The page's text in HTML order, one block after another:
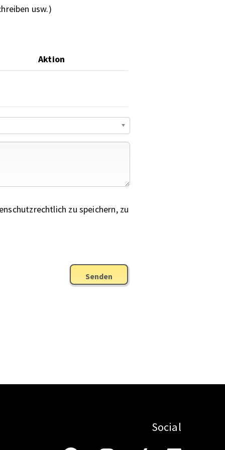
usw.)
Aktion
zu speichern, zu
Senden
Social